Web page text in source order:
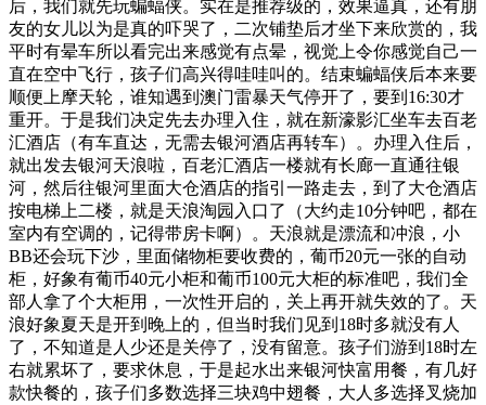
后，我们就先玩蝙蝠侠。实在是推荐级的，效果逼真，还有朋
友的女儿以为是真的吓哭了，二次铺垫后才坐下来欣赏的，我
平时有晕车所以看完出来感觉有点晕，视觉上令你感觉自己一
直在空中飞行，孩子们高兴得哇哇叫的。结束蝙蝠侠后本来要
顺便上摩天轮，谁知遇到澳门雷暴天气停开了，要到16:30才
重开。于是我们决定先去办理入住，就在新濠影汇坐车去百老
汇酒店（有车直达，无需去银河酒店再转车）。办理入住后，
就出发去银河天浪啦，百老汇酒店一楼就有长廊一直通往银
河，然后往银河里面大仓酒店的指引一路走去，到了大仓酒店
按电梯上二楼，就是天浪淘园入口了（大约走10分钟吧，都在
室内有空调的，记得带房卡啊）。天浪就是漂流和冲浪，小
BB还会玩下沙，里面储物柜要收费的，葡币20元一张的自动
柜，好象有葡币40元小柜和葡币100元大柜的标准吧，我们全
部人拿了个大柜用，一次性开启的，关上再开就失效的了。天
浪好象夏天是开到晚上的，但当时我们见到18时多就没有人
了，不知道是人少还是关停了，没有留意。孩子们游到18时左
右就累坏了，要求休息，于是起水出来银河快富用餐，有几好
款快餐的，孩子们多数选择三块鸡中翅餐，大人多选择叉烧加